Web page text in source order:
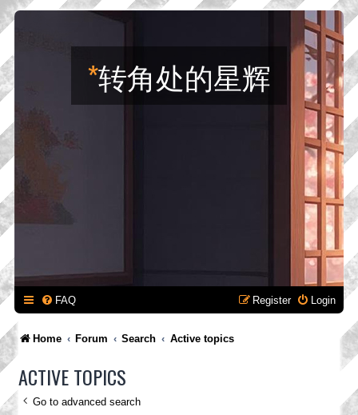
*转角处的星辉
FAQ Login
Register
Home Forum Search Active topics
ACTIVE TOPICS
Go to advanced search